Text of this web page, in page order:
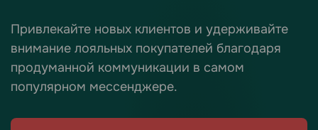
Привлекайте новых клиентов и удерживайте
внимание лояльных покупателей благодаря
продуманной коммуникации в самом
популярном мессенджере.